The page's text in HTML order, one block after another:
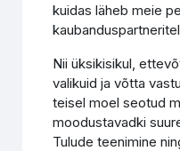
kuidas läheb meie
Nii üksikisikul,
valikuid ja võtta
teisel moel seotud
moodustavadki
Tulude teenimine